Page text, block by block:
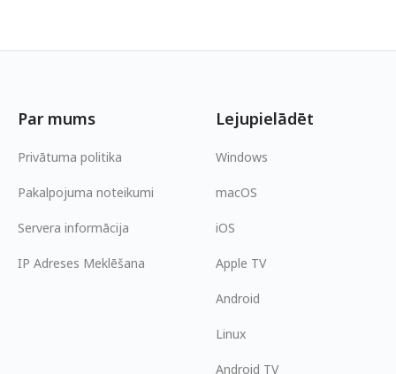
Par mums
Privātuma politika
Pakalpojuma noteikumi
Servera informācija
IP Adreses Meklēšana
Lejupielādēt
Windows
macOS
iOS
Apple TV
Android
Linux
Android TV